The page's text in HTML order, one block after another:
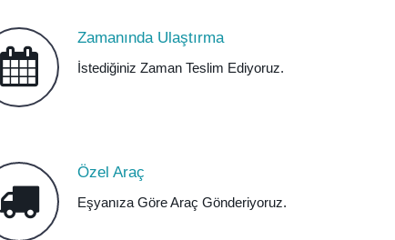
Zamanında Ulaştırma
İstediğiniz Zaman Teslim Ediyoruz.
Özel Araç
Eşyanıza Göre Araç Gönderiyoruz.